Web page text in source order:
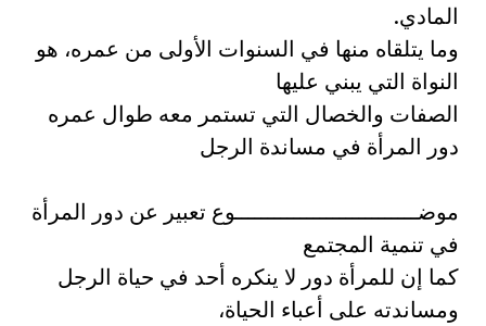
المادي.
وما يتلقاه منها في السنوات الأولى من عمره، هو
النواة التي يبني عليها
الصفات والخصال التي تستمر معه طوال عمره
دور المرأة في مساندة الرجل
موضــــــــــــــــــــــــــــوع تعبير عن دور المرأة
في تنمية المجتمع
كما إن للمرأة دور لا ينكره أحد في حياة الرجل
ومساندته على أعباء الحياة،